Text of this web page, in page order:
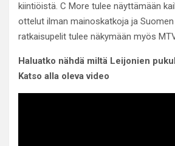
kiintiöistä. C More tulee näyttämään
ottelut ilman mainoskatkoja ja
ratkaisupelit tulee näkymään myös
Haluatko nähdä miltä Leijonien
Katso alla oleva video